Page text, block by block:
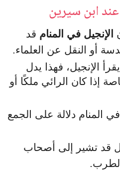
ابن سيرين
الإنجيل في المنام قد
أو النقل عن العلماء.
الإنجيل، فهذا يدل
إذا كان الرائي ملكًا أو
في المنام دلالة على الجمع
قد تشير إلى أصحاب